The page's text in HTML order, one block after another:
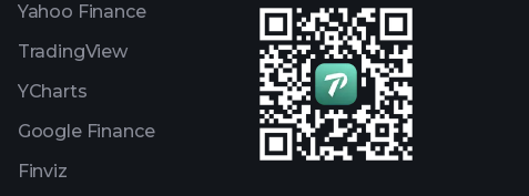
Yahoo Finance
TradingView
YCharts
Google Finance
Finviz